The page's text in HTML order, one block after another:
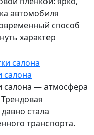
автомобиля
способ
характер
салона
салона — атмосфера
стала
транспорта.